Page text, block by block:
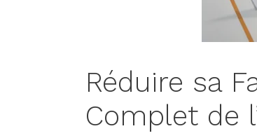
Réduire sa
Complet de